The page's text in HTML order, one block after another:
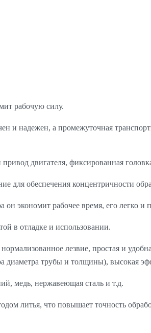
рабочую силу.
и надежен, а промежуточная
двигателя, фиксированная
для обеспечения концентричности
он экономит рабочее время, его легко и
в отладке и использовании.
лезвие, простая и
диаметра трубы и толщины), высокая
медь, нержавеющая сталь и т.д.
литья, что повышает точность